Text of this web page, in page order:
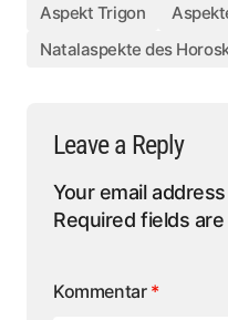
Aspekt Trigon
Natalaspekte des
Leave a Reply
Your email
Required fields
Kommentar *